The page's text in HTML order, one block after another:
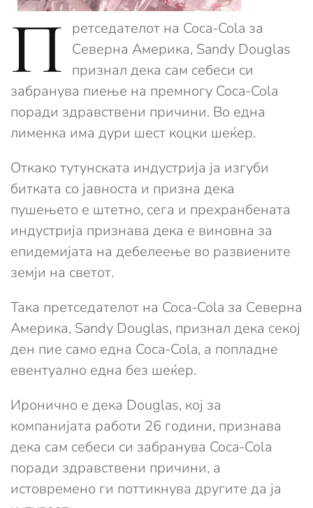
П ретседателот на Coca-Cola за
Северна Америка, Sandy Douglas
признал дека сам себеси си
забранува пиење на премногу Coca-Cola
поради здравствени причини. Во една
лименка има дури шест коцки шеќер.
Откако тутунската индустрија ја изгуби
битката со јавноста и призна дека
пушењето е штетно, сега и прехранбената
индустрија признава дека е виновна за
епидемијата на дебелеење во развиените
земји на светот.
Така претседателот на Coca-Cola за Северна
Америка, Sandy Douglas, признал дека секој
ден пие само една Coca-Cola, а попладне
евентуално една без шеќер.
Иронично е дека Douglas, кој за
компанијата работи 26 години, признава
дека сам себеси си забранува Coca-Cola
поради здравствени причини, а
истовремено ги поттикнува другите да ја